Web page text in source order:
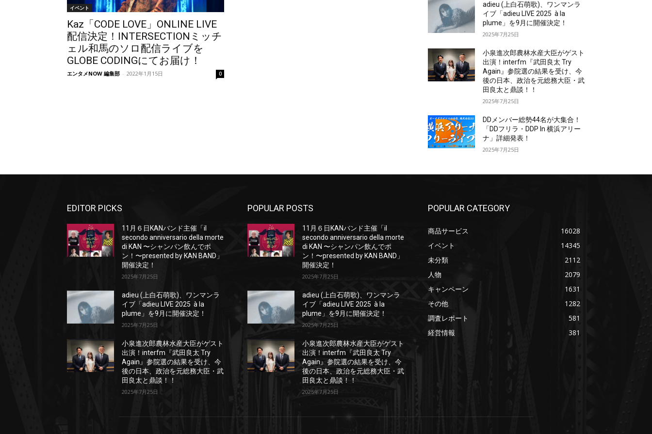
イベント
Kaz「CODE LOVE」ONLINE LIVE
配信決定！INTERSECTIONミッチ
ェル和馬のソロ配信ライブを
GLOBE CODINGにてお届け！
エンタメNOW 編集部 - 2022年1月15日 0
adieu (上白石萌歌)、ワンマンラ
イブ「adieu LIVE 2025 à la
plume」を9月に開催決定！
2025年7月25日
小泉進次郎農林水産大臣がゲスト
出演！interfm『武田良太 Try
Again』参院選の結果を受け、今
後の日本、政治を元総務大臣・武
田良太と鼎談！！
2025年7月25日
DDメンバー総勢44名が大集合！
「DDフリラ・DDP In 横浜アリー
ナ」詳細発表！
2025年7月25日
EDITOR PICKS
11月６日KANバンド主催「il
secondo anniversario della morte
di KAN 〜シャンパン飲んでポ
ン！〜presented by KAN BAND」
開催決定！
2025年7月25日
adieu (上白石萌歌)、ワンマンラ
イブ「adieu LIVE 2025 à la
plume」を9月に開催決定！
2025年7月25日
小泉進次郎農林水産大臣がゲスト
出演！interfm『武田良太 Try
Again』参院選の結果を受け、今
後の日本、政治を元総務大臣・武
田良太と鼎談！！
2025年7月25日
POPULAR POSTS
11月６日KANバンド主催「il
secondo anniversario della morte
di KAN 〜シャンパン飲んでポ
ン！〜presented by KAN BAND」
開催決定！
2025年7月25日
adieu (上白石萌歌)、ワンマンラ
イブ「adieu LIVE 2025 à la
plume」を9月に開催決定！
2025年7月25日
小泉進次郎農林水産大臣がゲスト
出演！interfm『武田良太 Try
Again』参院選の結果を受け、今
後の日本、政治を元総務大臣・武
田良太と鼎談！！
2025年7月25日
POPULAR CATEGORY
商品サービス
16028
イベント
14345
未分類
2112
人物
2079
キャンペーン
1631
その他
1282
調査レポート
581
経営情報
381